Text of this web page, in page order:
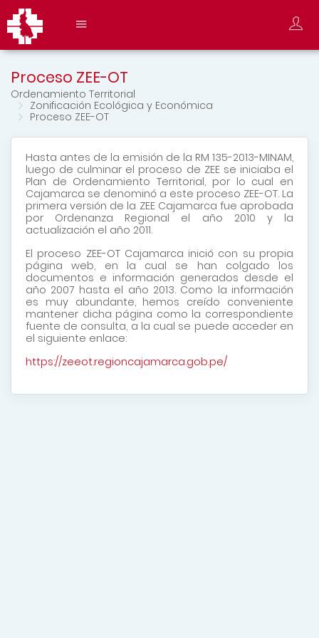
Proceso ZEE-OT
Ordenamiento Territorial
Zonificación Ecológica y Económica
Proceso ZEE-OT
Hasta antes de la emisión de la RM 135-2013-MINAM,
luego de culminar el proceso de ZEE se iniciaba el
Plan de Ordenamiento Territorial, por lo cual en
Cajamarca se denominó a este proceso ZEE-OT. La
primera versión de la ZEE Cajamarca fue aprobada
por Ordenanza Regional el año 2010 y la
actualización el año 2011.
El proceso ZEE-OT Cajamarca inició con su propia
página web, en la cual se han colgado los
documentos e información generados desde el
año 2007 hasta el año 2013. Como la información
es muy abundante, hemos creído conveniente
mantener dicha página como la correspondiente
fuente de consulta, a la cual se puede acceder en
el siguiente enlace:
https://zeeot.regioncajamarca.gob.pe/